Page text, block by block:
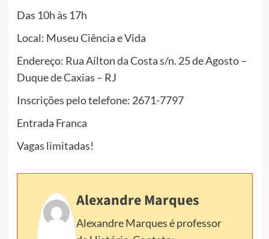
Das 10h às 17h
Local: Museu Ciência e Vida
Endereço: Rua Aílton da Costa s/n. 25 de Agosto –
Duque de Caxias – RJ
Inscrições pelo telefone: 2671-7797
Entrada Franca
Vagas limitadas!
Alexandre Marques
Alexandre Marques é professor